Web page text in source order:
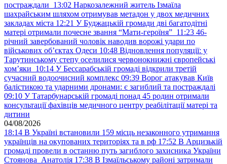
постраждали 13:02 Наркозалежний житель Ізмаїла
шахрайським шляхом отримував метадон у двох медичних
закладах міста 12:21 У Буджацькій громади дві багатодітні
матері отримали почесне звання “Мати-героїня” 11:23 46-
річний завербований чоловік наводив ворожі удари по
військових обʼєктах Одеси 10:48 Відновлення популяції: у
Тарутинському степу оселилися червонокнижні європейські
хом’яки 10:14 У Бессарабській громаді відкрили третій
сучасний водоочисний комплекс 09:39 Ворог атакував Київ
балістикою та ударними дронами: є загиблий та постраждалі
09:10 У Татарбунарській громаді понад 45 родин отримали
консультації фахівців медичного центру реабілітації матері та
дитини
04/08/2026
18:14 В Україні встановили 159 місць незаконного утримання
українців на окупованих територіях та в рф 17:52 В Арцизькій
громаді провели в останню путь загиблого захисника України
Стоянова Анатолія 17:38 В Ізмаїльському районі затримали